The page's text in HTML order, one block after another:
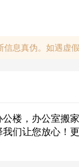
息真伪。如遇虚
楼，办公室搬
们让您放心！